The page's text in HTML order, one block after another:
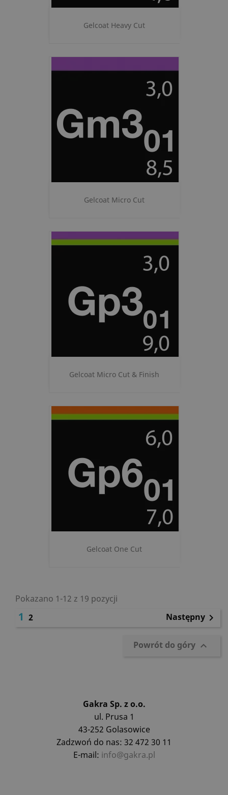
Gelcoat Heavy Cut
Gelcoat Micro Cut
Gelcoat Micro Cut & Finish
Gelcoat One Cut
Pokazano 1-12 z 19 pozycji
1 2 Następny 
Powrót do góry 
Gakra Sp. z o.o.
ul. Prusa 1
43-252 Golasowice
Zadzwoń do nas: 32 472 30 11
E-mail: info@gakra.pl